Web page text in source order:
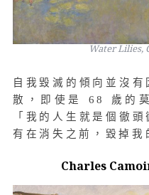
Water Lilies,
自我毀滅的傾向並沒
散，即使是 68 歲的
「我的人生就是個徹
有在消失之前，毀掉我
Charles